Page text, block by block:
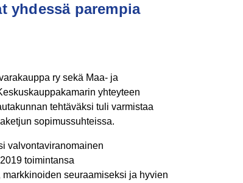
yhdessä parempia
ry sekä Maa- ja
yhteyteen
tehtäväksi tuli varmistaa
sopimussuhteissa.
valvontaviranomainen
toimintansa
seuraamiseksi ja hyvien